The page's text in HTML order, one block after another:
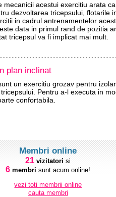
mecanicii acestui exercitiu arata
dezvoltarea tricepsului, flotarile
in cadrul antrenamentelor
data in primul rand de pozitia
tricepsul va fi implicat mai mult.
plan inclinat
un exercitiu grozav pentru
Pentru a-l executa in
confortabila.
Membri online
21 vizitatori si
6 membri sunt acum online!
vezi toti membrii online
cauta membri